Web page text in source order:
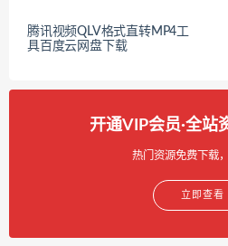
腾讯视频QLV格式直转MP4工
具百度云网盘下载
开通VIP会员·全站
热门资源免费下载
立即查看